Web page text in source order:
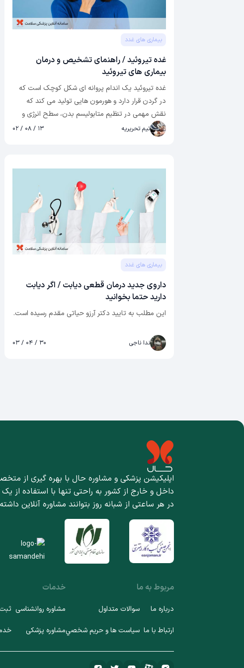
بیماری های غدد
غده تیروئید / راهنمای تشخیص و درمان
بیماری های تیروئید
غده تیروئید یک اندام پروانه ای شکل کوچک است که
در گردن قرار دارد و هورمون هایی تولید می کند که
نقش مهمی در تنظیم متابولیسم بدن، سطح انرژی و
دمای بدن دارند. هنگامی که غده تیروئید به درستی کار
نمی کند، می تواند منجر به طیف وسیعی از اختلالات
تیروئید، عملکرد آن و اختلالات مختلف تیروئید ارائه
خواهیم کرد. همچنین در مورد علائم، تشخیص،
مدیریت و تغییرات سبک زندگی لازم برای یک تیروئید
سالم صحبت خواهیم کرد.
تیم تحریریه ۱۳ / ۰۸ / ۰۲
بیماری های غدد
داروی جدید درمان قطعی دیابت / اگر دیابت
دارید حتما بخوانید
این مطلب به تایید دکتر آرزو حیاتی مقدم رسیده است.
ندا ناجی ۳۰ / ۰۴ / ۰۳
اپلیکیشن پزشکی و مشاوره حال با بهره گیری از
داخل و خارج از کشور به راحتی تنها با استفاده از
در هر ساعتی از شبانه روز بتوانند مشاوره آنلاین
مربوط به ما
درباره ما
ارتباط با ما
سوالات متداول
سياست ها و حريم شخصي
خدمات
مشاوره روانشناسی
مشاوره پزشکی